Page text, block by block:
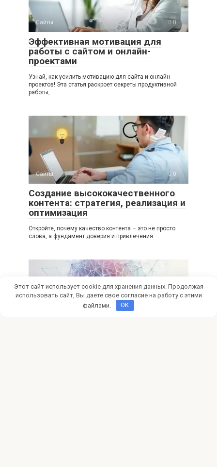
Сайты 0
Эффективная мотивация для
работы с сайтом и онлайн-
проектами
Узнай, как усилить мотивацию для сайта и онлайн-
проектов! Эта статья раскроет секреты продуктивной
работы,
Сайты 0
Создание высококачественного
контента: стратегия, реализация и
оптимизация
Откройте, почему качество контента – это не просто
слова, а фундамент доверия и привлечения
Этот сайт использует cookie для хранения данных. Продолжая
использовать сайт, Вы даете свое согласие на работу с этими
файлами.
OK